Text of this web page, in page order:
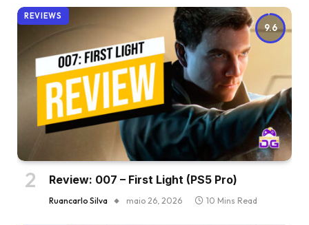
9.6
REVIEWS
Review: 007 – First Light (PS5 Pro)
Ruancarlo Silva maio 26, 2026 10 Mins Read